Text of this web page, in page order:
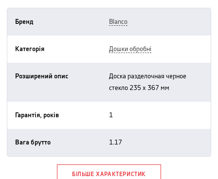
Бренд blanco
Категорія дошки обробні
Розширений опис
доска разделочная черное
стекло 235 х 367 мм
Гарантія, років 1
Вага брутто 1.17
БІЛЬШЕ ХАРАКТЕРИСТИК